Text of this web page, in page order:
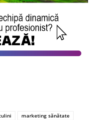
marketing sănătate